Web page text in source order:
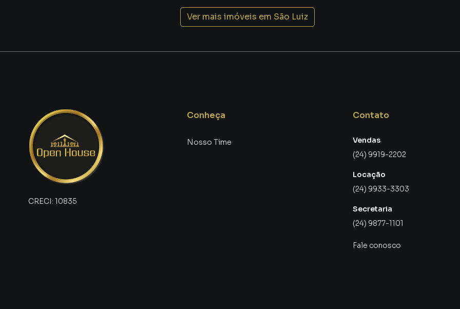
Ver mais imóveis em São Luiz
CRECI: 10835
Conheça
Nosso Time
Contato
Vendas
(24) 9919-2202
Locação
(24) 9933-3303
Secretaria
(24) 9877-1101
Fale conosco